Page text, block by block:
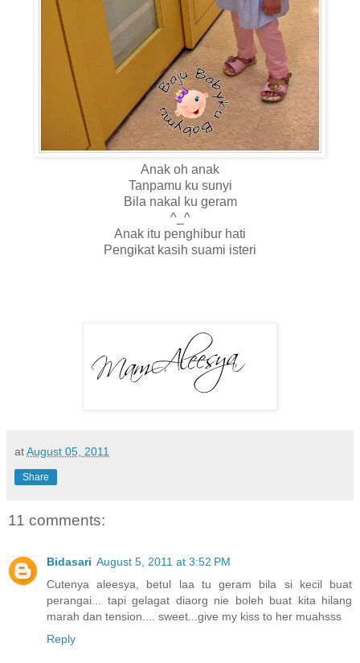
Anak oh anak
Tanpamu ku sunyi
Bila nakal ku geram
^_^
Anak itu penghibur hati
Pengikat kasih suami isteri
atAugust 05, 2011
Share
11 comments:
Bidasari August 5, 2011 at 3:52 PM
Cutenya aleesya, betul laa tu geram bila si kecil buat
perangai... tapi gelagat diaorg nie boleh buat kita hilang
marah dan tension.... sweet...give my kiss to her muahsss
Reply